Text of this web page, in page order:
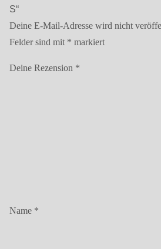
S“
Deine E-Mail-Adresse wird nicht
Felder sind mit * markiert
Deine Rezension *
Name *